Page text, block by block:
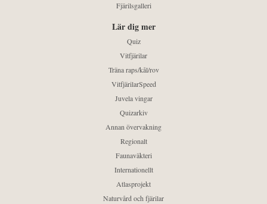
Fjärilsgalleri
Lär dig mer
Quiz
Vitfjärilar
Träna raps/kål/rov
VitfjärilarSpeed
Juvela vingar
Quizarkiv
Annan övervakning
Regionalt
Faunaväkteri
Internationellt
Atlasprojekt
Naturvård och fjärilar